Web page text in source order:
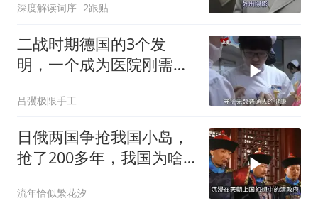
深度解读词序 2跟贴
二战时期德国的3个发
明，一个成为医院刚需，
吕彏极限手工
日俄两国争抢我国小岛，
抢了200多年，我国为啥
流年恰似繁花汐